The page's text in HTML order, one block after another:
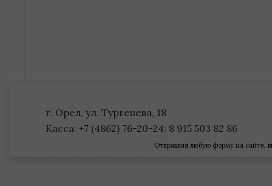
г. Орел, ул. Тургенева, 18
Касса: +7 (4862) 76-20-24; 8 915 503 82 86
Отправляя любую форму на сайте,